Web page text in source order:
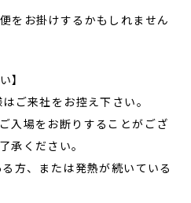
をお掛けするかもしれません
】
ご来社をお控え下さい。
入場をお断りすることがござ
承ください。
、または発熱が続いている